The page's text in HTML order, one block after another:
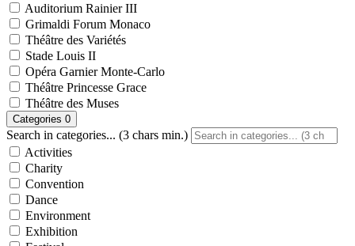
Auditorium Rainier III
Grimaldi Forum Monaco
Théâtre des Variétés
Stade Louis II
Opéra Garnier Monte-Carlo
Théâtre Princesse Grace
Théâtre des Muses
Categories 0
Search in categories... (3 chars min.)
Activities
Charity
Convention
Dance
Environment
Exhibition